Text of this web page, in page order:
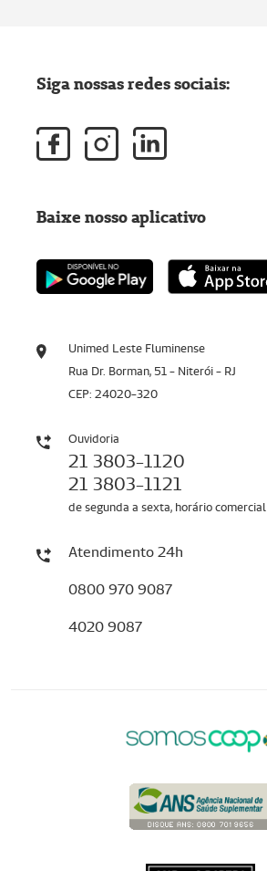
Unimed Leste Fluminense
Rua Dr. Borman, 51 - Niterói - RJ
CEP: 24020-320
Ouvidoria
21 3803-1120
21 3803-1121
de segunda a sexta, horário comercial
Atendimento 24h
0800 970 9087
4020 9087
Siga nossas redes sociais:
Baixe nosso aplicativo